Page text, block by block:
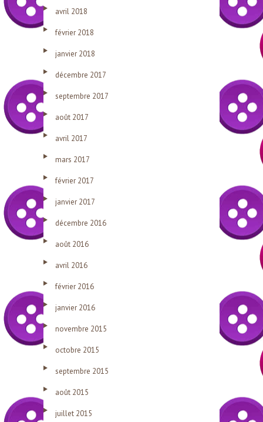
avril 2018
février 2018
janvier 2018
décembre 2017
septembre 2017
août 2017
avril 2017
mars 2017
février 2017
janvier 2017
décembre 2016
août 2016
avril 2016
février 2016
janvier 2016
novembre 2015
octobre 2015
septembre 2015
août 2015
juillet 2015